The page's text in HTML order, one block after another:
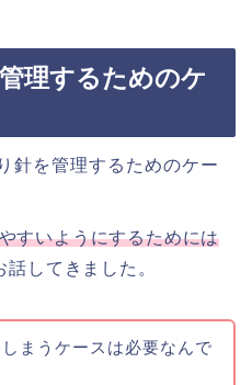
理するためのケ
すいようにするためには
話してきました。
まうケースは必要なんで